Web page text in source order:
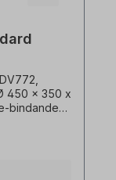
450 x 350 x
bindande